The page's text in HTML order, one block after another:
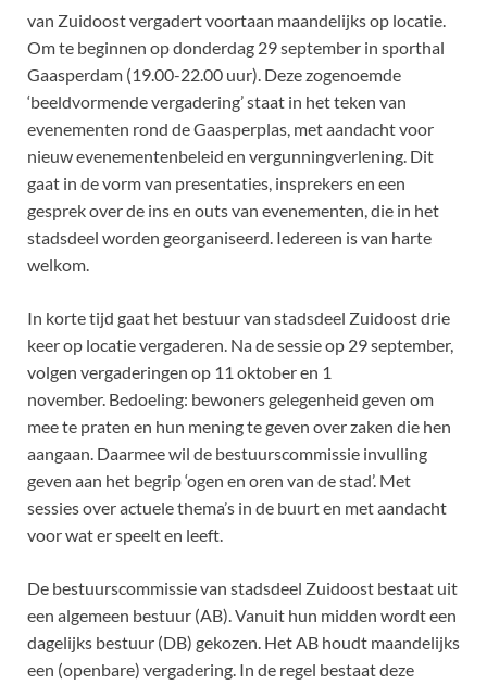
van Zuidoost vergadert voortaan maandelijks op locatie.
Om te beginnen op donderdag 29 september in sporthal
Gaasperdam (19.00-22.00 uur). Deze zogenoemde
‘beeldvormende vergadering’ staat in het teken van
evenementen rond de Gaasperplas, met aandacht voor
nieuw evenementenbeleid en vergunningverlening. Dit
gaat in de vorm van presentaties, insprekers en een
gesprek over de ins en outs van evenementen, die in het
stadsdeel worden georganiseerd. Iedereen is van harte
welkom.
In korte tijd gaat het bestuur van stadsdeel Zuidoost drie
keer op locatie vergaderen. Na de sessie op 29 september,
volgen vergaderingen op 11 oktober en 1
november. Bedoeling: bewoners gelegenheid geven om
mee te praten en hun mening te geven over zaken die hen
aangaan. Daarmee wil de bestuurscommissie invulling
geven aan het begrip ‘ogen en oren van de stad’. Met
sessies over actuele thema’s in de buurt en met aandacht
voor wat er speelt en leeft.
De bestuurscommissie van stadsdeel Zuidoost bestaat uit
een algemeen bestuur (AB). Vanuit hun midden wordt een
dagelijks bestuur (DB) gekozen. Het AB houdt maandelijks
een (openbare) vergadering. In de regel bestaat deze